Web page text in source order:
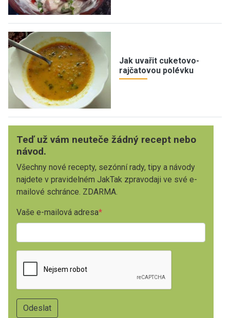
Jak uvařit cuketovo-
rajčatovou polévku
Teď už vám neuteče žádný recept nebo
návod.
Všechny nové recepty, sezónní rady, tipy a návody
najdete v pravidelném JakTak zpravodaji ve své e-
mailové schránce. ZDARMA.
Vaše e-mailová adresa